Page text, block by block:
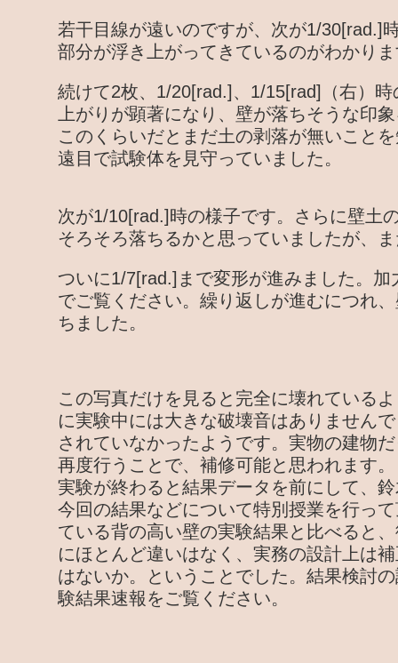
若干目線が遠いのですが、次が1/30[rad.]
部分が浮き上がってきているのがわかり
続けて2枚、1/20[rad.]、1/15[rad]（右）
上がりが顕著になり、壁が落ちそうな印
このくらいだとまだ土の剥落が無いこと
遠目で試験体を見守っていました。
次が1/10[rad.]時の様子です。さらに壁土
そろそろ落ちるかと思っていましたが、
ついに1/7[rad.]まで変形が進みました。
でご覧ください。繰り返しが進むにつれ
ちました。
この写真だけを見ると完全に壊れている
に実験中には大きな破壊音はありません
されていなかったようです。実物の建物
再度行うことで、補修可能と思われます。
実験が終わると結果データを前にして、
今回の結果などについて特別授業を行っ
ている背の高い壁の実験結果と比べると
にほとんど違いはなく、実務の設計上は
はないか。ということでした。結果検討
験結果速報をご覧ください。